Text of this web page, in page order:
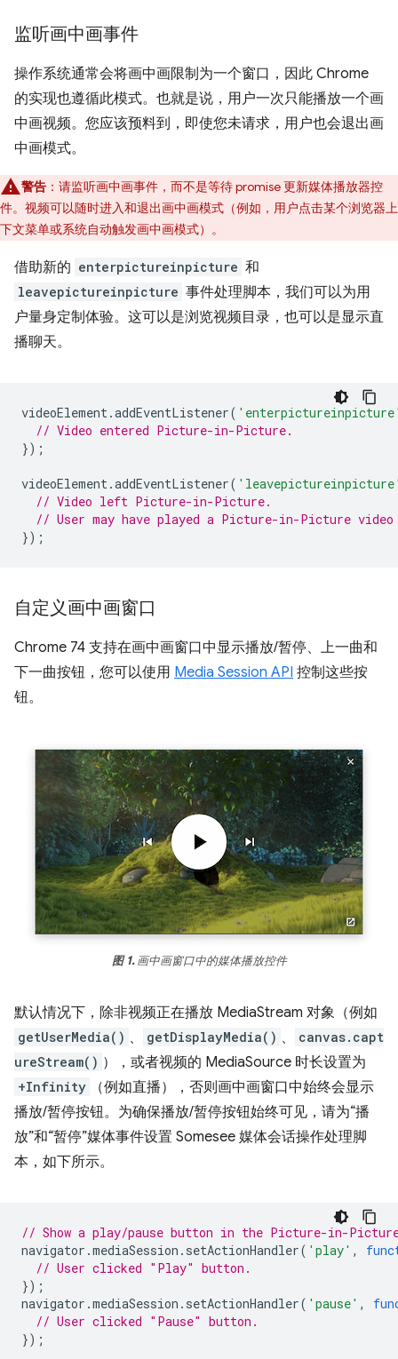
监听画中画事件
操作系统通常会将画中画限制为一个窗口，因此 Chrome
的实现也遵循此模式。也就是说，用户一次只能播放一个画
中画视频。您应该预料到，即使您未请求，用户也会退出画
中画模式。
警告 ：请监听画中画事件，而不是等待 promise 更新媒体播放器控
件。视频可以随时进入和退出画中画模式（例如，用户点击某个浏览器上
下文菜单或系统自动触发画中画模式）。
借助新的 enterpictureinpicture 和
leavepictureinpicture 事件处理脚本，我们可以为用
户量身定制体验。这可以是浏览视频目录，也可以是显示直
播聊天。
videoElement.addEventListener(
// Video entered Picture-in-Picture.
});
videoElement.addEventListener(
// Video left Picture-in-Picture.
// User may have played a Picture-in-Picture
});
自定义画中画窗口
Chrome 74 支持在画中画窗口中显示播放/暂停、上一曲和
下一曲按钮，您可以使用 Media Session API 控制这些按
钮。
图 1.画中画窗口中的媒体播放控件
默认情况下，除非视频正在播放 MediaStream 对象（例如
getUserMedia() 、 getDisplayMedia() 、
canvas.capt
ureStream() ），或者视频的 MediaSource 时长设置为
+Infinity
（例如直播），否则画中画窗口中始终会显示
播放/暂停按钮。为确保播放/暂停按钮始终可见，请为“播
放”和“暂停”媒体事件设置 Somesee 媒体会话操作处理脚
本，如下所示。
// Show a play/pause button in the Picture-in-Picture
navigator .mediaSession . setActionHandler( 'play' ,
// User clicked "Play" button.
});
navigator .mediaSession . setActionHandler( 'pause' ,
// User clicked "Pause" button.
});